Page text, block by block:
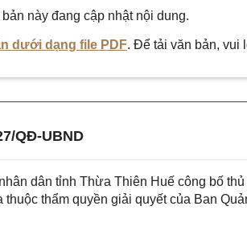
này đang cập nhật nội dung.
dưới dạng file PDF. Để tải văn bản, vui
QĐ-UBND
dân tỉnh Thừa Thiên Huế công bố
thẩm quyền giải quyết của Ban